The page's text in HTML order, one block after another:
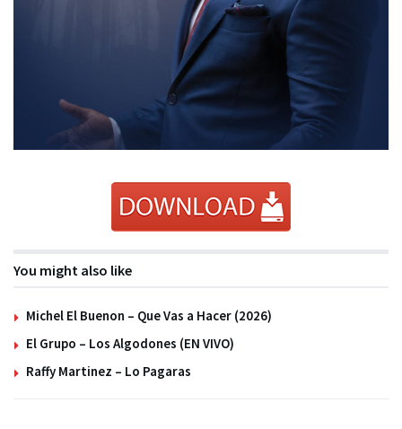
You might also like
Michel El Buenon – Que Vas a Hacer (2026)
El Grupo – Los Algodones (EN VIVO)
Raffy Martinez – Lo Pagaras